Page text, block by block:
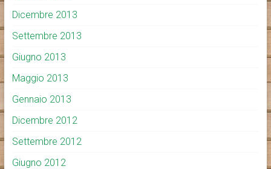
Dicembre 2013
Settembre 2013
Giugno 2013
Maggio 2013
Gennaio 2013
Dicembre 2012
Settembre 2012
Giugno 2012